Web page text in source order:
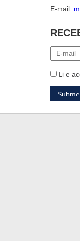
E-mail:
Li e